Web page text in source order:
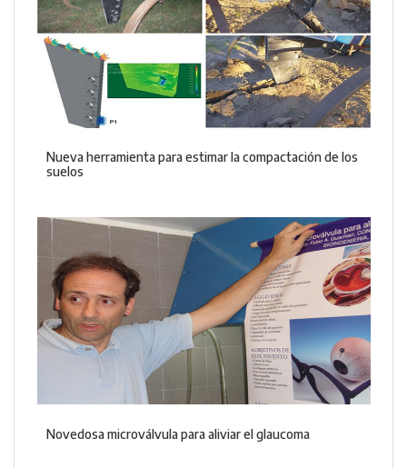
Nueva herramienta para estimar la compactación de los
suelos
Novedosa microválvula para aliviar el glaucoma